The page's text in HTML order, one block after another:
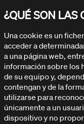
¿QUÉ SON LAS
Una cookie es un
acceder a
a una página web,
información sobre los
de su equipo y,
contengan y de la
utilizarse para
únicamente a un
dispositivo y no